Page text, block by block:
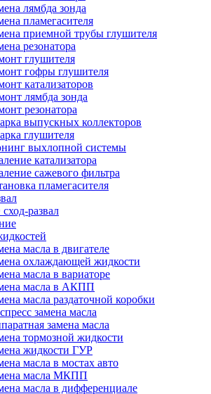
лямбда зонда
пламегасителя
приемной трубы глушителя
резонатора
глушителя
гофры глушителя
катализаторов
лямбда зонда
резонатора
выпускных коллекторов
глушителя
выхлопной системы
катализатора
сажевого фильтра
пламегасителя
развал
масла в двигателе
охлаждающей жидкости
масла в вариаторе
масла в АКПП
масла раздаточной коробки
замена масла
замена масла
тормозной жидкости
жидкости ГУР
масла в мостах авто
масла МКПП
масла в дифференциале